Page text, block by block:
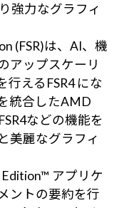
強力なグラフィ
(FSR)は、AI、機
アップスケーリ
行えるFSR4 にな
統合したAMD
などの機能を
美麗なグラフィ
アプリケ
ントの要約を行